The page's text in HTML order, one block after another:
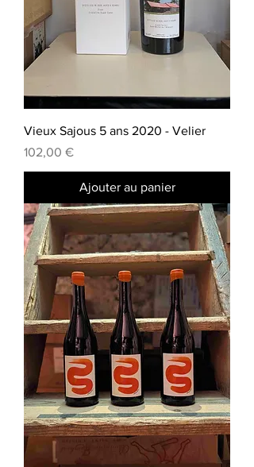
Vieux Sajous 5 ans 2020 - Velier
Prix
102,00 €
Ajouter au panier